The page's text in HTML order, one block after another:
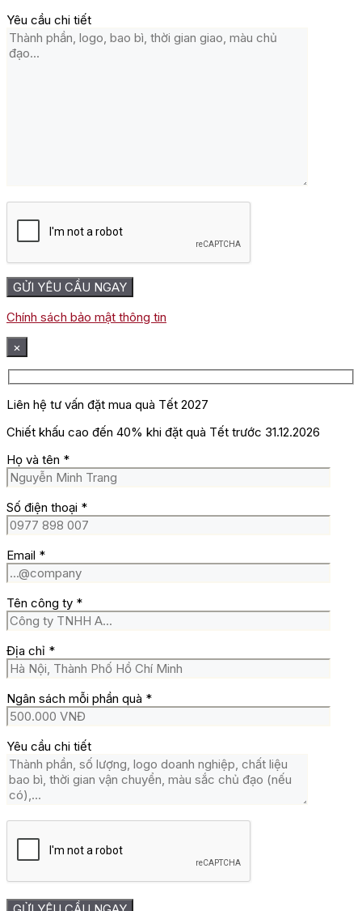
Yêu cầu chi tiết
Chính sách bảo mật thông tin
×
Liên hệ tư vấn đặt mua quà Tết 2027
Chiết khấu cao đến 40% khi đặt quà Tết trước 31.12.2026
Họ và tên *
Số điện thoại *
Email *
Tên công ty *
Địa chỉ *
Ngân sách mỗi phần quà *
Yêu cầu chi tiết